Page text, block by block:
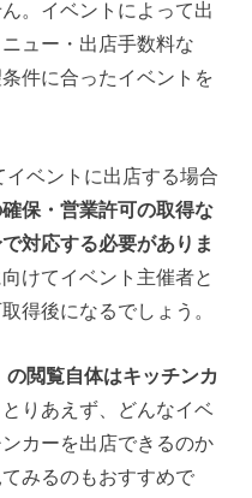
。イベントによって出
ュー・出店手数料な
件に合ったイベントを
イベントに出店する場合
保・営業許可の取得な
対応する必要がありま
けてイベント主催者と
得後になるでしょう。
の閲覧自体はキッチンカ
とりあえず、どんなイベ
カーを出店できるのか
みるのもおすすめで